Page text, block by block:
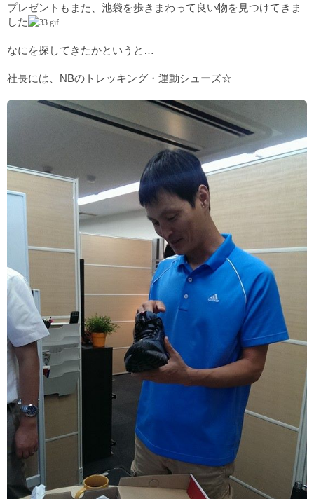
プレゼントもまた、池袋を歩きまわって良い物を見つけてきま
した
なにを探してきたかというと…
社長には、NBのトレッキング・運動シューズ☆